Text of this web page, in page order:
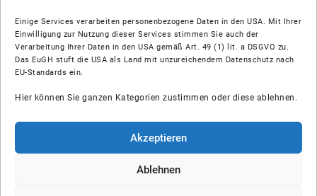
Einige Services verarbeiten personenbezogene Daten in den USA. Mit Ihrer
Einwilligung zur Nutzung dieser Services stimmen Sie auch der
Verarbeitung Ihrer Daten in den USA gemäß Art. 49 (1) lit. a DSGVO zu.
Das EuGH stuft die USA als Land mit unzureichendem Datenschutz nach
EU-Standards ein.
Hier können Sie ganzen Kategorien zustimmen oder diese ablehnen.
Akzeptieren
Ablehnen
Über uns